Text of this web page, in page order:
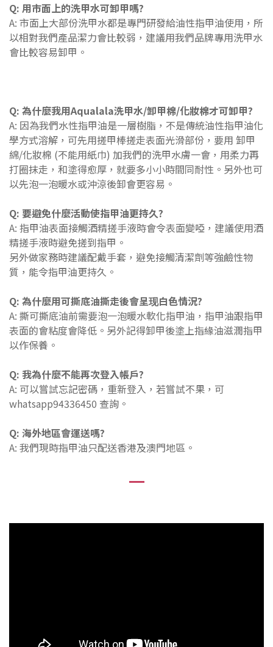
Q: 用市面上的洗甲水可卸甲嗎?
A: 市面上大部份洗甲水都是專門研發給油性指甲油使用，所
以相對我們產品潔力會比較弱，建議用我們品牌專用洗甲水
會比較容易卸甲。
Q: 為什麼我用Aqualala洗甲水/卸甲棉/化妝棉才可卸甲?
A: 因為我們水性指甲油是一層樹脂，不是傳統油性指甲油化
學方式溶解 ，可先用搓甲棒搓走表面光滑部份 ，要用 卸甲
綿/化妝棉 (不能用紙巾) 加我們的洗甲水膚一會，用柔力再
打圈抹走，和塗得愈厚，就要多小小時間同耐性。另外也可
以先泡一泡暖水或沖涼後卸會更容易。
Q: 要避免什麼活動使指甲油更持久?
A: 指甲油表面接觸酒精搓手液時會令表面變啞，建議使用酒
精搓手液時避免搓到指甲。
另外做家務時建議配戴手套， 避免接觸清潔劑等強鹼性物
質，能令指甲油更持久。
Q: 為什麼用可撕底油撕走後會呈现白色情況?
A: 撕可撕底油前需要泡一泡暖水軟化指甲油，指甲油跟指甲
表面的會粘度會降低。另外記得卸甲後塗上指緣油滋潤指甲
以作保養。
Q: 我為什麼不能再次登入帳戶?
A: 可以嘗試忘記密碼，重新登入，若嘗試不果，可
whatsapp94336450 查詢。
Q: 海外地區會運送嗎?
A: 我們現時指甲油只配送香港及澳門地區。